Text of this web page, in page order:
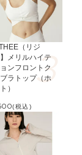
（リジ
メリルハイテ
ンフロントク
ラトップ（ホ
）
(税込)